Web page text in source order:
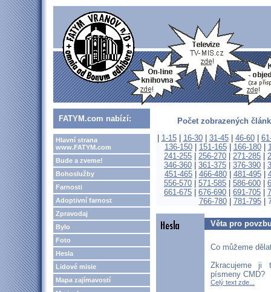
FATYM.com nabízí:
Hlavní strana
www.FATYM.com
Bude a zveme!
Bohoslužby
Farnosti
Adoptivní farnost
Zpravodaj
Bylo
Foto
Hesla
Lidové misie
Mapa zajímavostí
Počet zobrazených
1-15| 16-30| 31-45| 46-60|
136-150| 151-165| 166-180|
241-255
256-270 271-285
346-360
361-375 376-390
451-465| 466-480| 481-495|
556-570
571-585 586-600
661-675
676-690 691-705
766-780| 781-795|
Věta pro
Co můžeme
Zkracujeme ji
písmeny CMD?
Celý text zde...